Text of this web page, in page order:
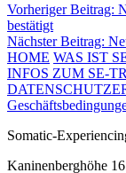
Vorheriger Beitrag:
bestätigt
Nächster Beitrag:
HOME WAS IST
INFOS ZUM SE-
Somatic-
Kaninenberghöhe 16